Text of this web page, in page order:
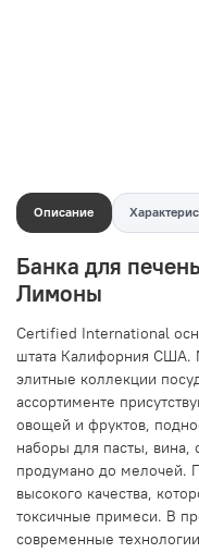
Описание
Банка для
Лимоны
Certified International
штата Калифорния США.
элитные коллекции
ассортименте
овощей и фруктов,
наборы для пасты, вина,
продумано до мелочей.
высокого качества,
токсичные примеси. В
современные